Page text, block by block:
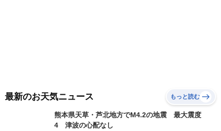
最新のお天気ニュース もっと読む
熊本県天草・芦北地方でM4.2の地震 最大震度
4 津波の心配なし